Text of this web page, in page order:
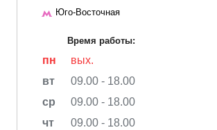
Юго-Восточная
Время работы:
пн
вых.
вт
09.00 - 18.00
ср
09.00 - 18.00
чт
09.00 - 18.00